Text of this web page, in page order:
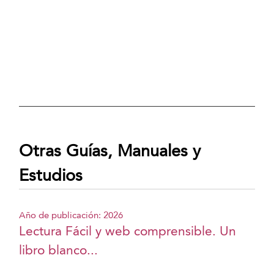
Otras Guías, Manuales y
Estudios
Año de publicación: 2026
Lectura Fácil y web comprensible. Un
libro blanco...